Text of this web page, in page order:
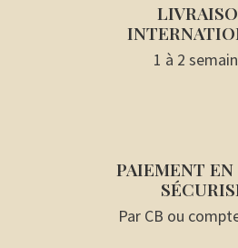
1 à 2
PAIEMENT
Par CB ou